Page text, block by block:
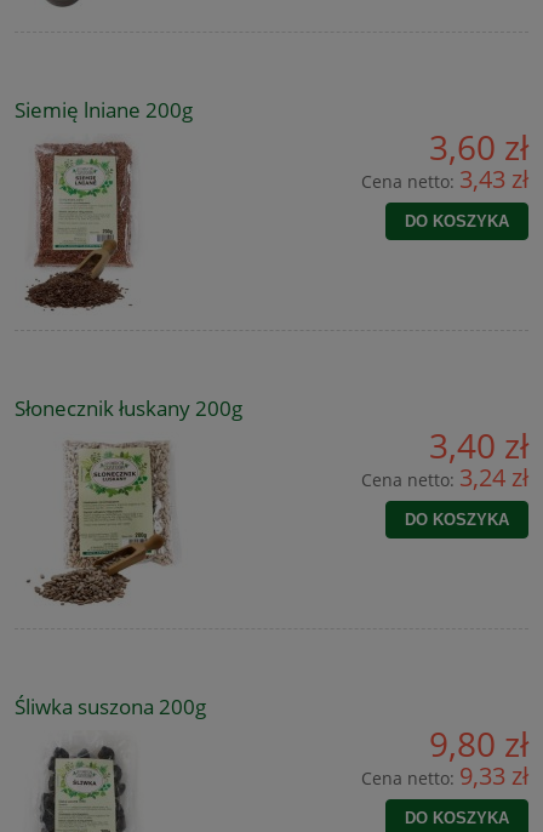
Siemię lniane 200g
3,60 zł
Cena netto: 3,43 zł
DO KOSZYKA
Słonecznik łuskany 200g
3,40 zł
Cena netto: 3,24 zł
DO KOSZYKA
Śliwka suszona 200g
9,80 zł
Cena netto: 9,33 zł
DO KOSZYKA